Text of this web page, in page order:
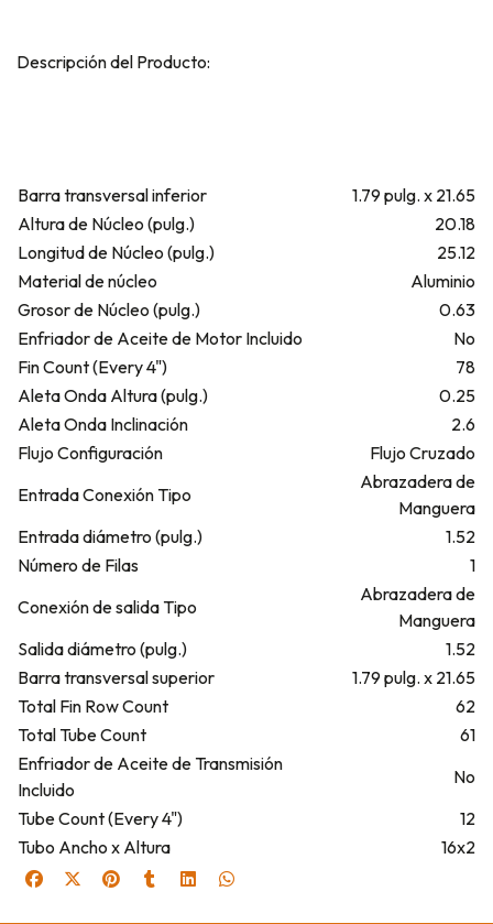
Descripción del Producto:
Barra transversal inferior
1.79 pulg. x 21.65
Altura de Núcleo (pulg.)
20.18
Longitud de Núcleo (pulg.)
25.12
Material de núcleo
Aluminio
Grosor de Núcleo (pulg.)
0.63
Enfriador de Aceite de Motor Incluido
No
Fin Count (Every 4")
78
Aleta Onda Altura (pulg.)
0.25
Aleta Onda Inclinación
2.6
Flujo Configuración
Flujo Cruzado
Entrada Conexión Tipo
Abrazadera de
Manguera
Entrada diámetro (pulg.)
1.52
Número de Filas
1
Conexión de salida Tipo
Abrazadera de
Manguera
Salida diámetro (pulg.)
1.52
Barra transversal superior
1.79 pulg. x 21.65
Total Fin Row Count
62
Total Tube Count
61
Enfriador de Aceite de Transmisión
Incluido
No
Tube Count (Every 4")
12
Tubo Ancho x Altura
16x2